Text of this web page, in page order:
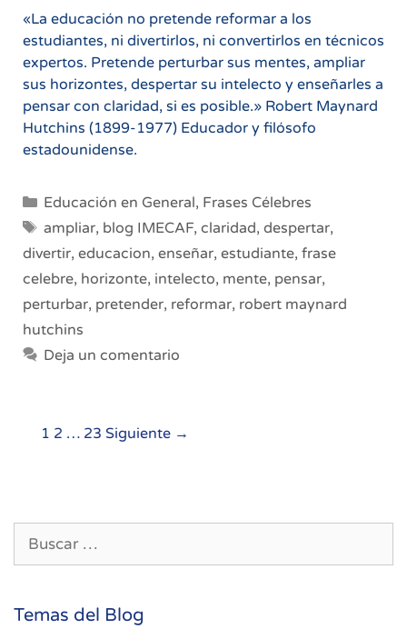
«La educación no pretende reformar a los
estudiantes, ni divertirlos, ni convertirlos en técnicos
expertos. Pretende perturbar sus mentes, ampliar
sus horizontes, despertar su intelecto y enseñarles a
pensar con claridad, si es posible.» Robert Maynard
Hutchins (1899-1977) Educador y filósofo
estadounidense.
Categorías
Educación en General, Frases Célebres
Etiquetas
ampliar, blog IMECAF, claridad, despertar,
divertir, educacion, enseñar, estudiante, frase
celebre, horizonte, intelecto, mente, pensar,
perturbar, pretender, reformar, robert maynard
hutchins
Deja un comentario
Navegación
1 2 … 23 Siguiente →
Temas del Blog